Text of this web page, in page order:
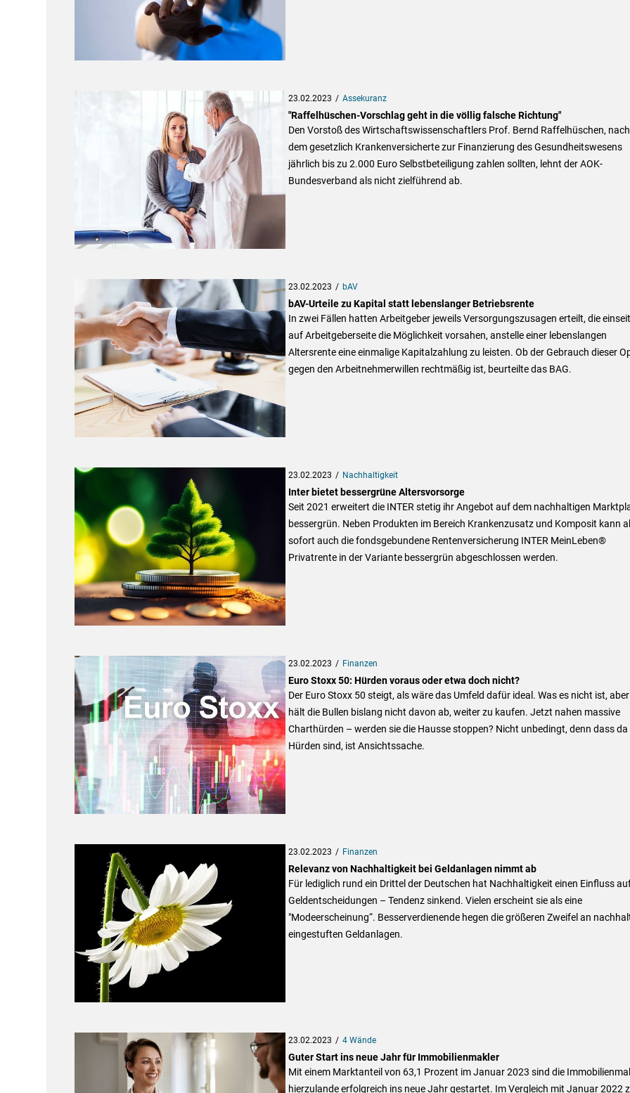
23.02.2023 Assekuranz
"Raffelhüschen-Vorschlag geht in die völlig falsche Richtung"
Den Vorstoß des Wirtschaftswissenschaftlers Prof. Bernd Raffelhüschen, nach
dem gesetzlich Krankenversicherte zur Finanzierung des Gesundheitswesens
jährlich bis zu 2.000 Euro Selbstbeteiligung zahlen sollten, lehnt der AOK-
Bundesverband als nicht zielführend ab.
23.02.2023 bAV
bAV-Urteile zu Kapital statt lebenslanger Betriebsrente
In zwei Fällen hatten Arbeitgeber jeweils Versorgungszusagen erteilt, die
auf Arbeitgeberseite die Möglichkeit vorsahen, anstelle einer lebenslangen
Altersrente eine einmalige Kapitalzahlung zu leisten. Ob der Gebrauch dieser
gegen den Arbeitnehmerwillen rechtmäßig ist, beurteilte das BAG.
23.02.2023 Nachhaltigkeit
Inter bietet bessergrüne Altersvorsorge
Seit 2021 erweitert die INTER stetig ihr Angebot auf dem nachhaltigen
bessergrün. Neben Produkten im Bereich Krankenzusatz und Komposit kann
sofort auch die fondsgebundene Rentenversicherung INTER MeinLeben®
Privatrente in der Variante bessergrün abgeschlossen werden.
23.02.2023 Finanzen
Euro Stoxx 50: Hürden voraus oder etwa doch nicht?
Der Euro Stoxx 50 steigt, als wäre das Umfeld dafür ideal. Was es nicht ist,
hält die Bullen bislang nicht davon ab, weiter zu kaufen. Jetzt nahen massive
Charthürden – werden sie die Hausse stoppen? Nicht unbedingt, denn dass da
Hürden sind, ist Ansichtssache.
23.02.2023 Finanzen
Relevanz von Nachhaltigkeit bei Geldanlagen nimmt ab
Für lediglich rund ein Drittel der Deutschen hat Nachhaltigkeit einen Einfluss
Geldentscheidungen – Tendenz sinkend. Vielen erscheint sie als eine
"Modeerscheinung“. Besserverdienende hegen die größeren Zweifel an
eingestuften Geldanlagen.
23.02.2023 4 Wände
Guter Start ins neue Jahr für Immobilienmakler
Mit einem Marktanteil von 63,1 Prozent im Januar 2023 sind die
hierzulande erfolgreich ins neue Jahr gestartet. Im Vergleich mit Januar 2022